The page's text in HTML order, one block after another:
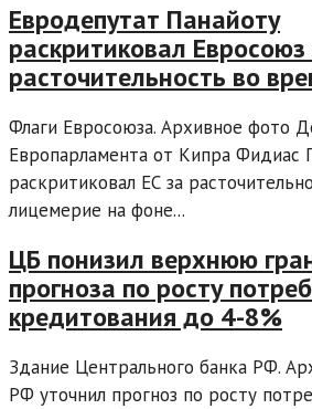
Евродепутат Панайоту
раскритиковал Евросоюз
расточительность во
Флаги Евросоюза. Архивное фото
Европарламента от Кипра Фидиас
раскритиковал ЕС за
лицемерие на фоне...
ЦБ понизил верхнюю
прогноза по росту
кредитования до 4-8%
Здание Центрального банка РФ.
РФ уточнил прогноз по росту